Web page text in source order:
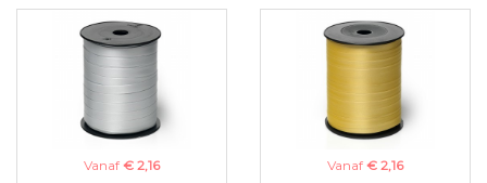
Vanaf € 2,16
Vanaf € 2,16